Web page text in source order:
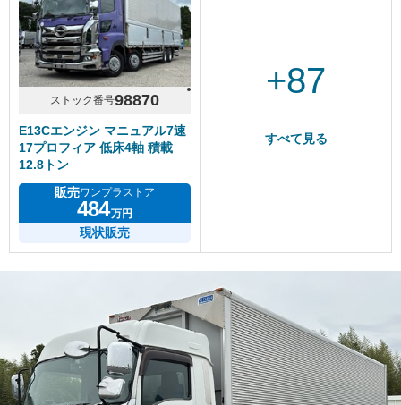
ストック番号98870
E13Cエンジン マニュアル7速
17プロフィア 低床4軸 積載
12.8トン
販売ワンプラストア
484万円
現状販売
+87
すべて見る